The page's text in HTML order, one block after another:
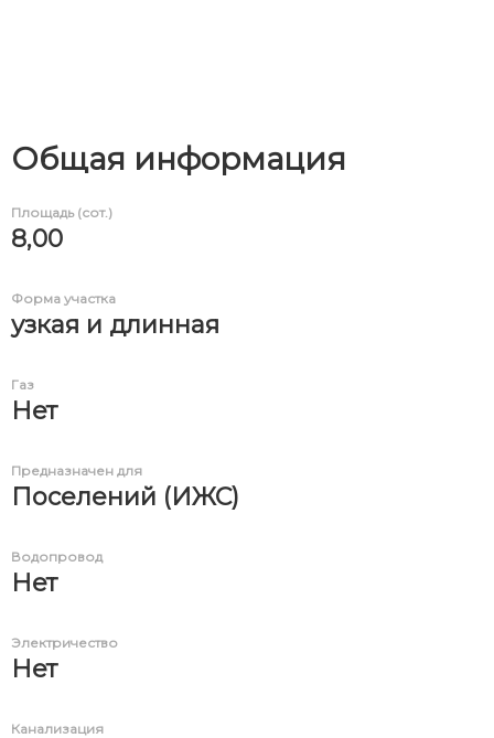
Общая информация
Площадь (сот.)
8,00
Форма участка
узкая и длинная
Газ
Нет
Предназначен для
Поселений (ИЖС)
Водопровод
Нет
Электричество
Нет
Канализация